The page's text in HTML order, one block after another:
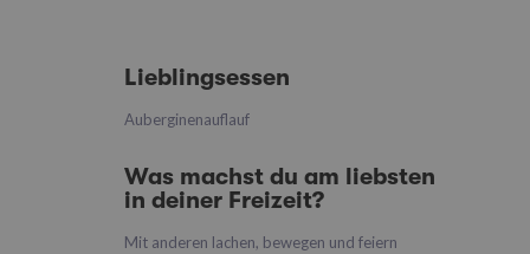
Lieblingsessen
Auberginenauflauf
Was machst du am liebsten
in deiner Freizeit?
Mit anderen lachen, bewegen und feiern